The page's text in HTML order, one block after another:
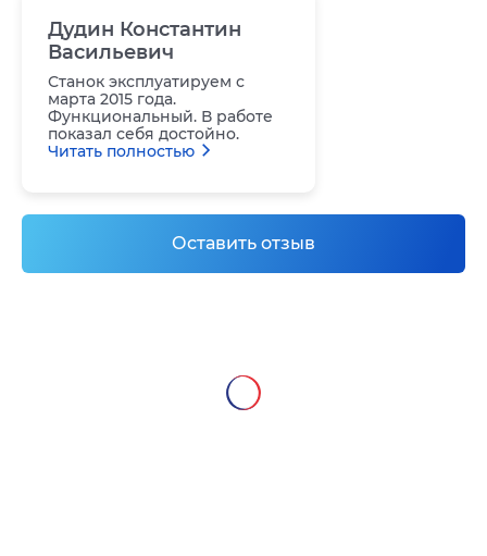
Дудин Константин
Васильевич
Станок эксплуатируем с
марта 2015 года.
Функциональный. В работе
показал себя достойно.
Читать полностью
Оставить отзыв